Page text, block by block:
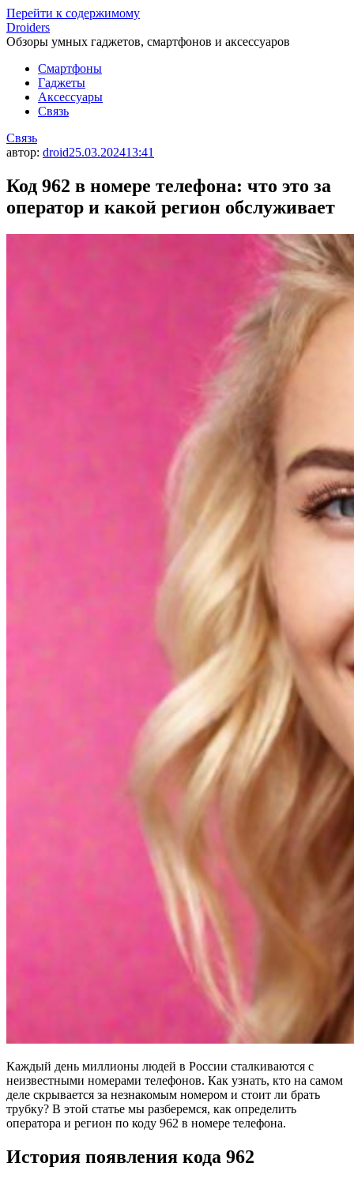
Перейти к содержимому
Droiders
Обзоры умных гаджетов, смартфонов и аксессуаров
Смартфоны
Гаджеты
Аксессуары
Связь
Связь
автор: droid25.03.202413:41
Код 962 в номере телефона: что это за
оператор и какой регион обслуживает
Каждый день миллионы людей в России сталкиваются с
неизвестными номерами телефонов. Как узнать, кто на самом
деле скрывается за незнакомым номером и стоит ли брать
трубку? В этой статье мы разберемся, как определить
оператора и регион по коду 962 в номере телефона.
История появления кода 962